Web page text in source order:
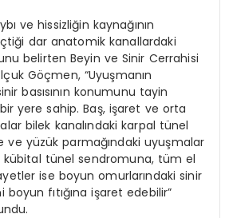
ve hissizliğin kaynağının
dar anatomik kanallardaki
belirten Beyin ve Sinir Cerrahisi
Göçmen, “Uyuşmanın
basısının konumunu tayin
yere sahip. Baş, işaret ve orta
bilek kanalındaki karpal tünel
ve yüzük parmağındaki uyuşmalar
kübital tünel sendromuna, tüm el
ise boyun omurlarındaki sinir
boyun fıtığına işaret edebilir”